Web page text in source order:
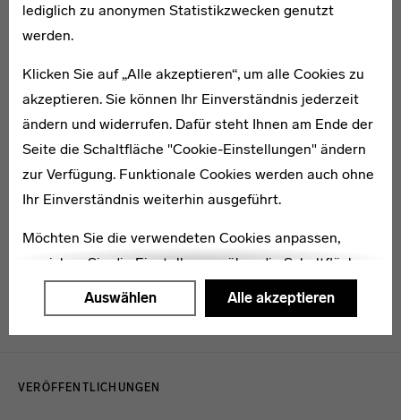
lediglich zu anonymen Statistikzwecken genutzt
werden.
Klicken Sie auf „Alle akzeptieren“, um alle Cookies zu
akzeptieren. Sie können Ihr Einverständnis jederzeit
ändern und widerrufen. Dafür steht Ihnen am Ende der
Seite die Schaltfläche "Cookie-Einstellungen" ändern
zur Verfügung. Funktionale Cookies werden auch ohne
Ihr Einverständnis weiterhin ausgeführt.
Möchten Sie die verwendeten Cookies anpassen,
erreichen Sie die Einstellungen über die Schaltfläche
"Auswählen".
Auswählen Alle akzeptieren
1893–1974
Edwin Keiling
VERÖFFENTLICHUNGEN